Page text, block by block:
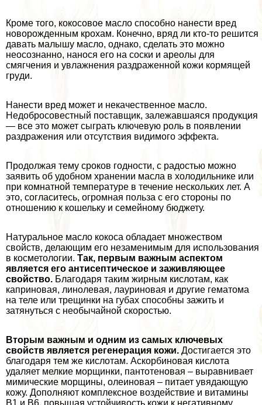
Кроме того, кокосовое масло способно нанести вред
новорожденным крохам. Конечно, вряд ли кто-то решится
давать малышу масло, однако, сделать это можно
неосознанно, нанося его на соски и ареолы для
смягчения и увлажнения раздраженной кожи кормящей
гpyди.
Нанести вред может и некачественное масло.
Недобросовестный поставщик, залежавшаяся продукция
— все это может сыграть ключевую роль в появлении
раздражения или отсутствия видимого эффекта.
Продолжая тему сроков годности, с радостью можно
заявить об удобном хранении масла в холодильнике или
при комнатной температуре в течение нескольких лет. А
это, согласитесь, огромная польза с его стороны по
отношению к кошельку и семейному бюджету.
Натуральное масло кокоса обладает множеством
свойств, делающим его незаменимым для использования
в косметологии. Так, первым важным аспектом
является его антисептическое и заживляющее
свойство. Благодаря таким жирным кислотам, как
каприновая, линолевая, лауриновая и другие гематома
на теле или трещинки на губах способны зажить и
затянуться с необычайной скоростью.
Вторым важным и одним из самых ключевых
свойств является регенерация кожи. Достигается это
благодаря тем же кислотам. Аскорбиновая кислота
удаляет мелкие морщинки, пантотеновая – выравнивает
мимические морщины, олеиновая – питает увядающую
кожу. Дополняют комплексное воздействие и витамины